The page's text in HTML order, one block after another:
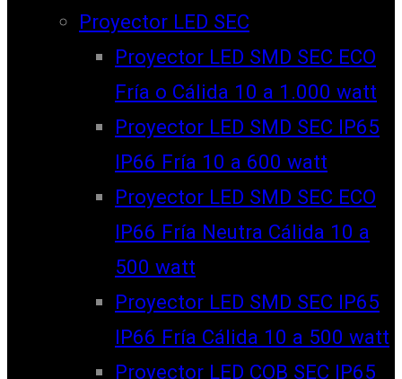
Proyector LED SEC
Proyector LED SMD SEC ECO
Fría o Cálida 10 a 1.000 watt
Proyector LED SMD SEC IP65
IP66 Fría 10 a 600 watt
Proyector LED SMD SEC ECO
IP66 Fría Neutra Cálida 10 a
500 watt
Proyector LED SMD SEC IP65
IP66 Fría Cálida 10 a 500 watt
Proyector LED COB SEC IP65